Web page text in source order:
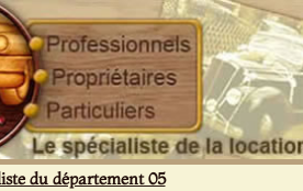
du département 05